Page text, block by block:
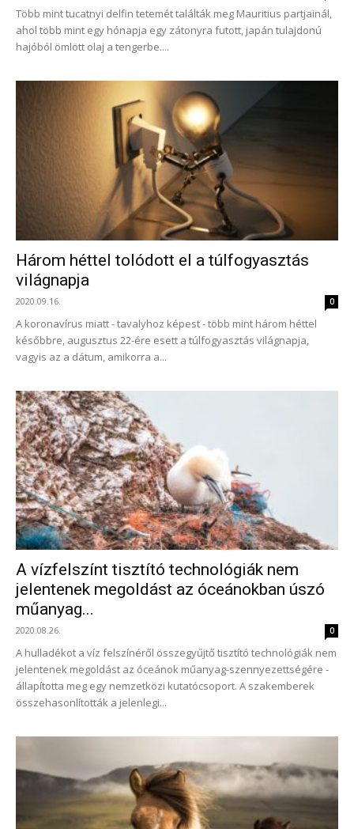
Több mint tucatnyi delfin tetemét találták meg Mauritius partjainál,
ahol több mint egy hónapja egy zátonyra futott, japán tulajdonú
hajóból ömlött olaj a tengerbe....
Három héttel tolódott el a túlfogyasztás
világnapja
2020.09.16. 0
A koronavírus miatt - tavalyhoz képest - több mint három héttel
későbbre, augusztus 22-ére esett a túlfogyasztás világnapja,
vagyis az a dátum, amikorra a...
A vízfelszínt tisztító technológiák nem
jelentenek megoldást az óceánokban úszó
műanyag...
2020.08.26. 0
A hulladékot a víz felszínéről összegyűjtő tisztító technológiák nem
jelentenek megoldást az óceánok műanyag-szennyezettségére -
állapította meg egy nemzetközi kutatócsoport. A szakemberek
összehasonlították a jelenlegi...